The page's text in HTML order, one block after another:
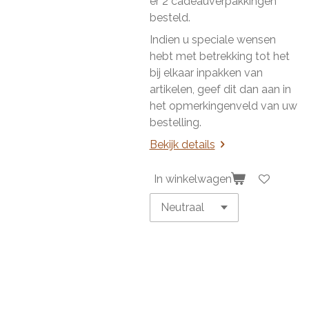
besteld.
Indien u speciale wensen
hebt met betrekking tot het
bij elkaar inpakken van
artikelen, geef dit dan aan in
het opmerkingenveld van uw
bestelling.
Bekijk details
In winkelwagen